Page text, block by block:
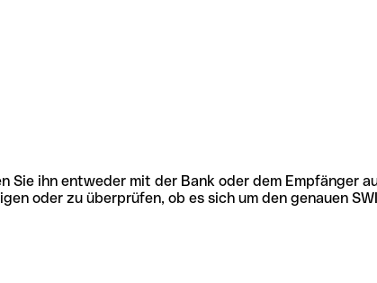
Sie ihn entweder mit der Bank oder dem Empfänger
oder zu überprüfen, ob es sich um den genauen